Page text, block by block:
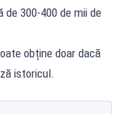
de 300-400 de mii de
obține doar dacă
istoricul.